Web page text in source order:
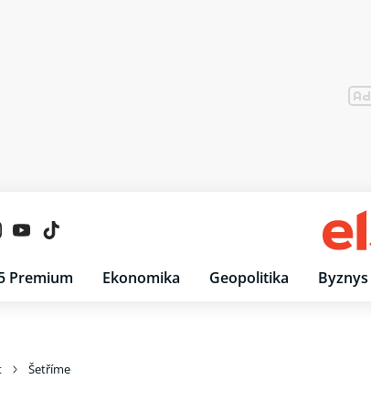
Premium Ekonomika Geopolitika Byznys
Šetříme